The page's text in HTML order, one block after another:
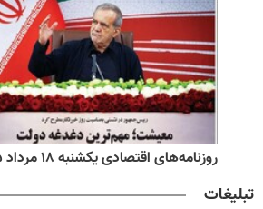
روزنامه‌های اقتصادی یکشنبه ۱۸ مرداد ۱۴۰۵
تبلیغات